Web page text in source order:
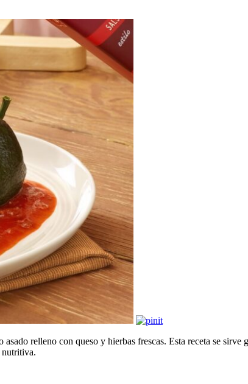
relleno con queso y hierbas frescas. Esta receta se sirve
nutritiva.